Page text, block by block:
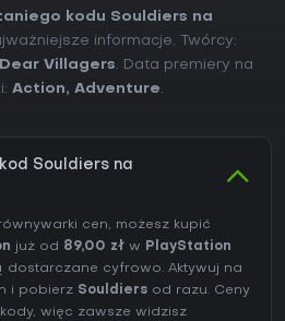
kodu Souldiers na
informacje. Twórcy:
Dear Villagers. Data premiery na
Action, Adventure.
Souldiers na
cen, możesz kupić
już od 89,00 zł w PlayStation
dostarczane cyfrowo. Aktywuj na
i pobierz Souldiers od razu. Ceny
więc zawsze widzisz